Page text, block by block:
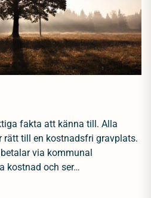
fakta att känna till. Alla
rätt till en kostnadsfri gravplats.
via kommunal
kostnad och ser…